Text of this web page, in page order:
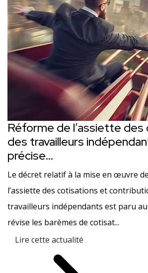
Réforme de l’assiette
des travailleurs
précise…
Le décret relatif à la mise en œuvre
l’assiette des cotisations et
travailleurs indépendants est paru au
révise les barèmes de cotisat...
Lire cette actualité